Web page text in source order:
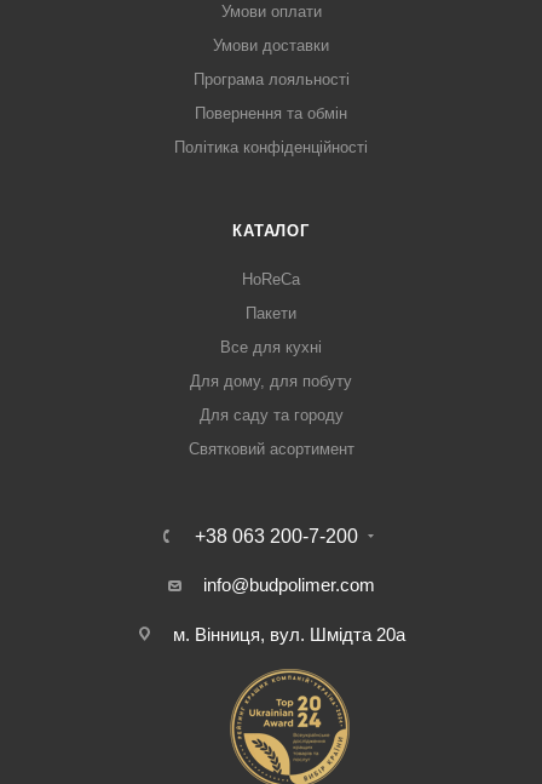
Умови оплати
Умови доставки
Програма лояльності
Повернення та обмін
Політика конфіденційності
КАТАЛОГ
HoReCa
Пакети
Все для кухні
Для дому, для побуту
Для саду та городу
Святковий асортимент
+38 063 200-7-200
info@budpolimer.com
м. Вінниця, вул. Шмідта 20а